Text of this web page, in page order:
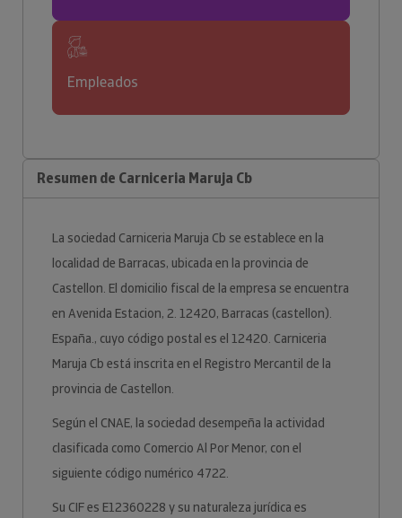
Empleados
Resumen de Carniceria Maruja Cb
La sociedad Carniceria Maruja Cb se establece en la
localidad de Barracas, ubicada en la provincia de
Castellon. El domicilio fiscal de la empresa se encuentra
en Avenida Estacion, 2. 12420, Barracas (castellon).
España., cuyo código postal es el 12420. Carniceria
Maruja Cb está inscrita en el Registro Mercantil de la
provincia de Castellon.
Según el CNAE, la sociedad desempeña la actividad
clasificada como Comercio Al Por Menor, con el
siguiente código numérico 4722.
Su CIF es E12360228 y su naturaleza jurídica es